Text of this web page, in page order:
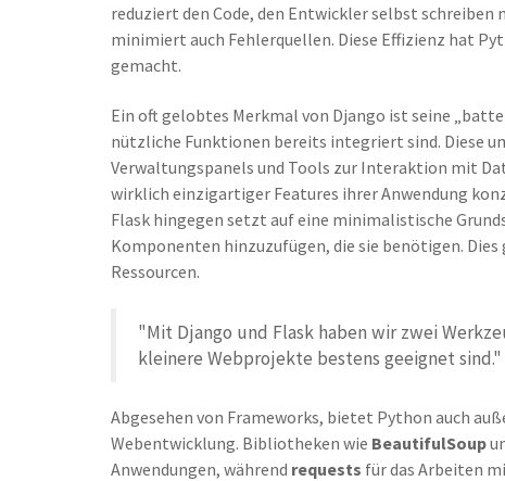
reduziert den Code, den Entwickler selbst
minimiert auch Fehlerquellen. Diese Effizienz hat
gemacht.
Ein oft gelobtes Merkmal von Django ist seine
nützliche Funktionen bereits integriert sind. Diese
Verwaltungspanels und Tools zur Interaktion mit
wirklich einzigartiger Features ihrer Anwendung
Flask hingegen setzt auf eine minimalistische
Komponenten hinzuzufügen, die sie benötigen.
Ressourcen.
"Mit Django und Flask haben wir zwei
kleinere Webprojekte bestens geeignet
Abgesehen von Frameworks, bietet Python auch
Webentwicklung. Bibliotheken wie BeautifulSoup
Anwendungen, während requests für das Arbeiten